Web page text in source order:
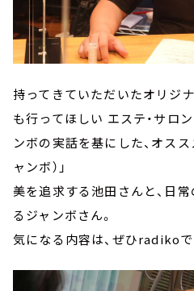
持ってきていただいたオリジ
も行ってほしい エステ・サロン
ンボの実話を基にした、オス
ャンボ）」
美を追求する池田さんと、日
るジャンボさん。
気になる内容は、ぜひradikoで